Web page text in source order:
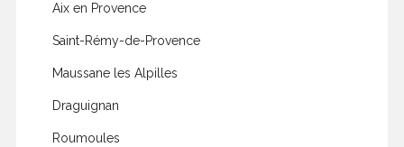
Aix en Provence
Saint-Rémy-de-Provence
Maussane les Alpilles
Draguignan
Roumoules